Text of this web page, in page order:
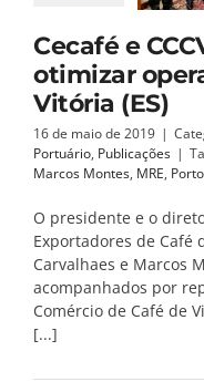
Cecafé e
otimizar
Vitória (ES)
16 de maio de 2019 |
Portuário, Publicações |
Marcos Montes, MRE,
O presidente e o
Exportadores de Café
Carvalhaes e Marcos
acompanhados por
Comércio de Café de
[...]